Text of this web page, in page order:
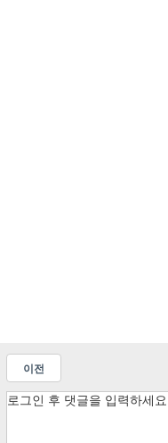
이전